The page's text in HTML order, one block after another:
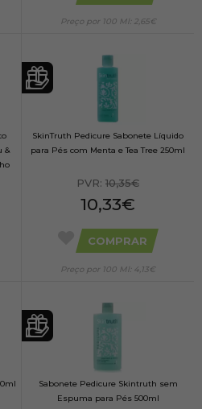
Preço por 100 Ml: 2,65€
&
SkinTruth Pedicure Sabonete Líquido
para Pés com Menta e Tea Tree 250ml
PVR: 10,35€
10,33€
COMPRAR
Preço por 100 Ml: 4,13€
Sabonete Pedicure Skintruth sem
Espuma para Pés 500ml